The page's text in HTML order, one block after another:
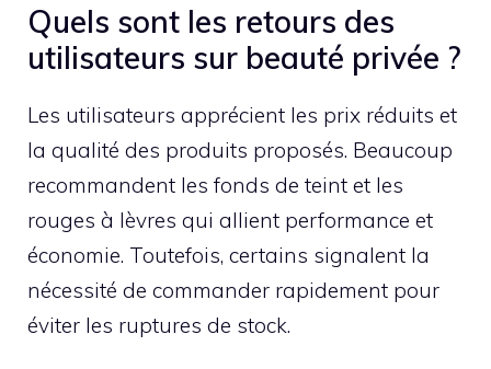
Quels sont les retours des
utilisateurs sur beauté privée ?
Les utilisateurs apprécient les prix réduits et
la qualité des produits proposés. Beaucoup
recommandent les fonds de teint et les
rouges à lèvres qui allient performance et
économie. Toutefois, certains signalent la
nécessité de commander rapidement pour
éviter les ruptures de stock.